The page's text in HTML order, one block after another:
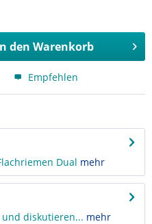
den Warenkorb
Empfehlen
Dual mehr
diskutieren... mehr